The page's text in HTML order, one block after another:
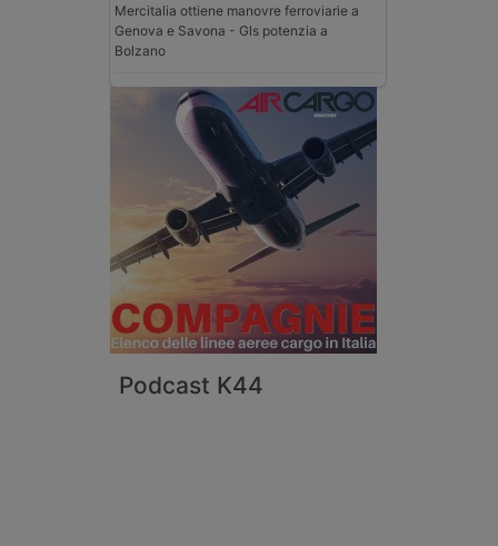
Mercitalia ottiene manovre ferroviarie a
Genova e Savona - Gls potenzia a
Bolzano
Podcast K44